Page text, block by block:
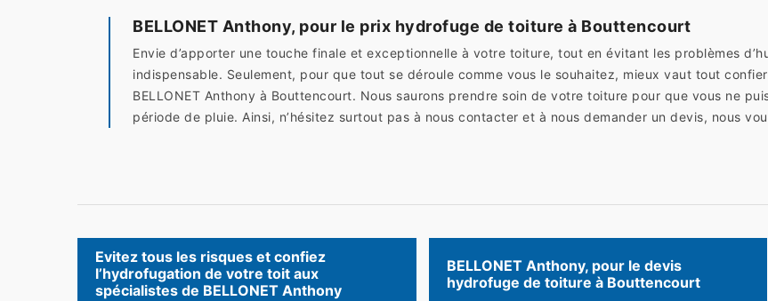
BELLONET Anthony, pour le prix hydrofuge de toiture à Bouttencourt
Envie d’apporter une touche finale et exceptionnelle à votre toiture, tout en évitant les problèmes
indispensable. Seulement, pour que tout se déroule comme vous le souhaitez, mieux vaut tout
BELLONET Anthony à Bouttencourt. Nous saurons prendre soin de votre toiture pour que vous ne
période de pluie. Ainsi, n’hésitez surtout pas à nous contacter et à nous demander un devis, nous
Evitez tous les risques et confiez
l’hydrofugation de votre toit aux
spécialistes de BELLONET Anthony
BELLONET Anthony, pour le devis
hydrofuge de toiture à Bouttencourt